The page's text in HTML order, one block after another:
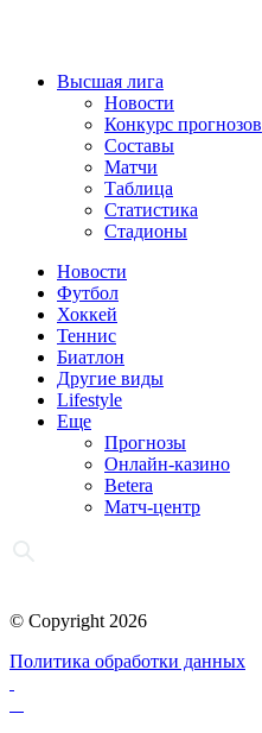
Высшая лига
Новости
Конкурс прогнозов
Составы
Матчи
Таблица
Статистика
Стадионы
Новости
Футбол
Хоккей
Теннис
Биатлон
Другие виды
Lifestyle
Еще
Прогнозы
Онлайн-казино
Betera
Матч-центр
© Copyright 2026
Политика обработки данных